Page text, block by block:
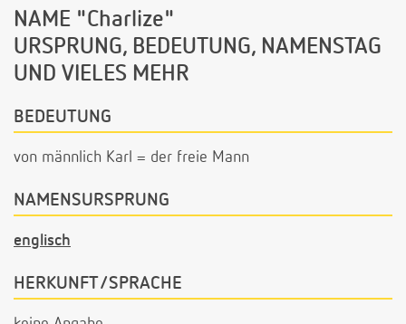
NAME "Charlize"
URSPRUNG, BEDEUTUNG, NAMENSTAG
UND VIELES MEHR
BEDEUTUNG
von männlich Karl = der freie Mann
NAMENSURSPRUNG
englisch
HERKUNFT/SPRACHE